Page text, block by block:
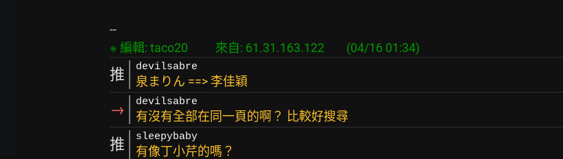
推 devilsabre
泉まりん ==> 李佳穎
→ devilsabre
有沒有全部在同一頁的啊？ 比較好搜尋
推 sleepybaby
有像丁小芹的嗎？